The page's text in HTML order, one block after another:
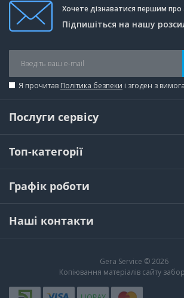
Хочете дізнаватися першим про
Підпишіться на нашу
Я прочитав Політика безпеки і згоден з
Послуги сервісу
Топ-категорії
Графік роботи
Наші контакти
Gera Service © 2026
Копіювання матеріалів сайту